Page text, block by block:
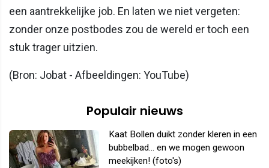
een aantrekkelijke job. En laten we niet vergeten:
zonder onze postbodes zou de wereld er toch een
stuk trager uitzien.
(Bron: Jobat - Afbeeldingen: YouTube)
Populair nieuws
Kaat Bollen duikt zonder kleren in een
bubbelbad... en we mogen gewoon
meekijken! (foto's)